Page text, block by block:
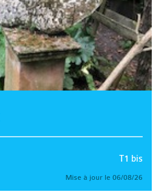
T1 bis
Mise à jour le 06/08/26